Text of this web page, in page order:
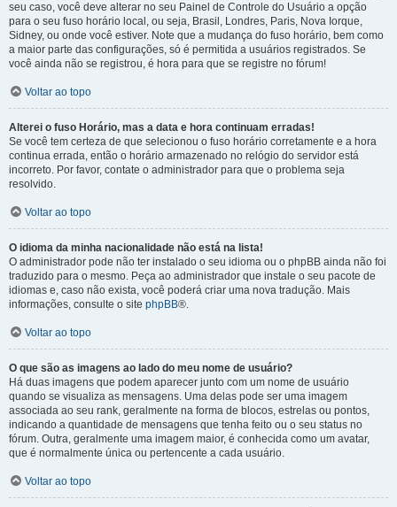
seu caso, você deve alterar no seu Painel de Controle do Usuário a opção
para o seu fuso horário local, ou seja, Brasil, Londres, Paris, Nova Iorque,
Sidney, ou onde você estiver. Note que a mudança do fuso horário, bem como
a maior parte das configurações, só é permitida a usuários registrados. Se
você ainda não se registrou, é hora para que se registre no fórum!
Voltar ao topo
Alterei o fuso Horário, mas a data e hora continuam erradas!
Se você tem certeza de que selecionou o fuso horário corretamente e a hora
continua errada, então o horário armazenado no relógio do servidor está
incorreto. Por favor, contate o administrador para que o problema seja
resolvido.
Voltar ao topo
O idioma da minha nacionalidade não está na lista!
O administrador pode não ter instalado o seu idioma ou o phpBB ainda não foi
traduzido para o mesmo. Peça ao administrador que instale o seu pacote de
idiomas e, caso não exista, você poderá criar uma nova tradução. Mais
informações, consulte o site phpBB®.
Voltar ao topo
O que são as imagens ao lado do meu nome de usuário?
Há duas imagens que podem aparecer junto com um nome de usuário
quando se visualiza as mensagens. Uma delas pode ser uma imagem
associada ao seu rank, geralmente na forma de blocos, estrelas ou pontos,
indicando a quantidade de mensagens que tenha feito ou o seu status no
fórum. Outra, geralmente uma imagem maior, é conhecida como um avatar,
que é normalmente única ou pertencente a cada usuário.
Voltar ao topo